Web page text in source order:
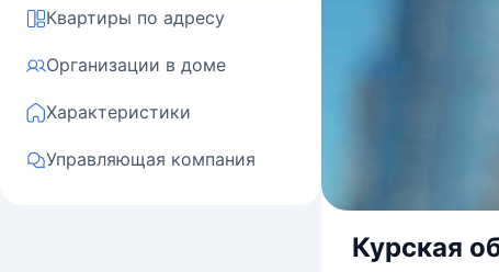
Квартиры по адресу
Организации в доме
Характеристики
Управляющая компания
Курская